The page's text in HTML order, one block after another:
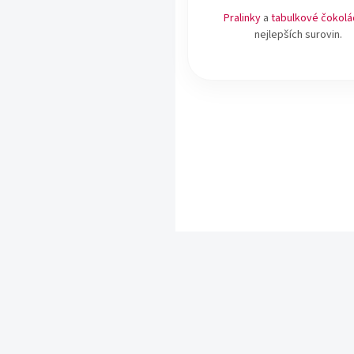
Pralinky a tabulkové
nejlepších surovin.